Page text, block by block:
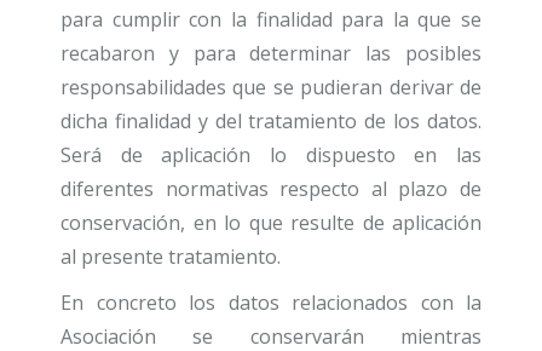
para cumplir con la finalidad para la que se
recabaron y para determinar las posibles
responsabilidades que se pudieran derivar de
dicha finalidad y del tratamiento de los datos.
Será de aplicación lo dispuesto en las
diferentes normativas respecto al plazo de
conservación, en lo que resulte de aplicación
al presente tratamiento.
En concreto los datos relacionados con la
Asociación se conservarán mientras